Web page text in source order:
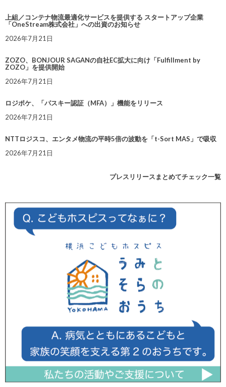
上組／コンテナ物流最適化サービスを提供する スタートアップ企業
「OneStream株式会社」への出資のお知らせ
2026年7月21日
ZOZO、BONJOUR SAGANの自社EC拡大に向け「Fulfillment by
ZOZO」を提供開始
2026年7月21日
ロジポケ、「パスキー認証（MFA）」機能をリリース
2026年7月21日
NTTロジスコ、エンタメ物流の平時5倍の波動を「t-Sort MAS」で吸収
2026年7月21日
プレスリリースまとめてチェック一覧